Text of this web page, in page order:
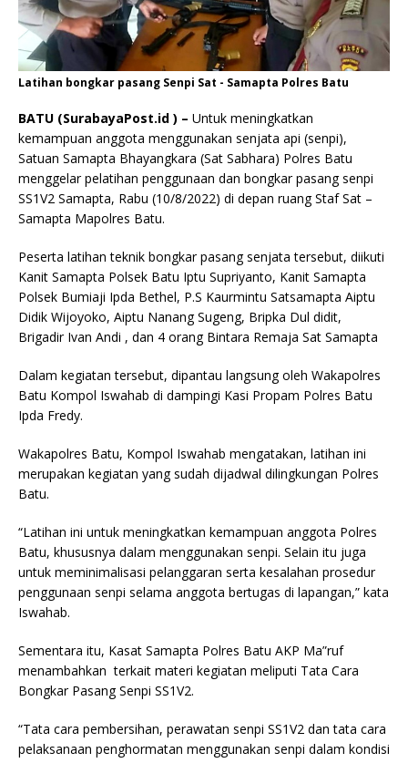
Latihan bongkar pasang Senpi Sat - Samapta Polres Batu
BATU (SurabayaPost.id ) – Untuk meningkatkan
kemampuan anggota menggunakan senjata api (senpi),
Satuan Samapta Bhayangkara (Sat Sabhara) Polres Batu
menggelar pelatihan penggunaan dan bongkar pasang senpi
SS1V2 Samapta, Rabu (10/8/2022) di depan ruang Staf Sat –
Samapta Mapolres Batu.
Peserta latihan teknik bongkar pasang senjata tersebut, diikuti
Kanit Samapta Polsek Batu Iptu Supriyanto, Kanit Samapta
Polsek Bumiaji Ipda Bethel, P.S Kaurmintu Satsamapta Aiptu
Didik Wijoyoko, Aiptu Nanang Sugeng, Bripka Dul didit,
Brigadir Ivan Andi , dan 4 orang Bintara Remaja Sat Samapta
Dalam kegiatan tersebut, dipantau langsung oleh Wakapolres
Batu Kompol Iswahab di dampingi Kasi Propam Polres Batu
Ipda Fredy.
Wakapolres Batu, Kompol Iswahab mengatakan, latihan ini
merupakan kegiatan yang sudah dijadwal dilingkungan Polres
Batu.
“Latihan ini untuk meningkatkan kemampuan anggota Polres
Batu, khususnya dalam menggunakan senpi. Selain itu juga
untuk meminimalisasi pelanggaran serta kesalahan prosedur
penggunaan senpi selama anggota bertugas di lapangan,” kata
Iswahab.
Sementara itu, Kasat Samapta Polres Batu AKP Ma”ruf
menambahkan terkait materi kegiatan meliputi Tata Cara
Bongkar Pasang Senpi SS1V2.
“Tata cara pembersihan, perawatan senpi SS1V2 dan tata cara
pelaksanaan penghormatan menggunakan senpi dalam kondisi